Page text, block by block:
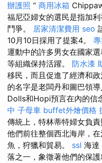
辦護照 “ 商用冰箱
福尼亞婦女的選民是指加
鬥爭。 居家清潔費用 seo
10月10日採用了提案4。
運動中的許多男女在國家
等組織保持活躍。 防水漆
移民，而且促進了經濟和
的名字是老闆丹和圖巴領
Dolls和Hopi預言在內的信
中 子母車 buffet外燴價格
傳統上，特林蒂特婦女負責
他們前往整個西北海岸，
魚，狩獵和貿易。 ssl 海達
落之一，象徵著他們的保